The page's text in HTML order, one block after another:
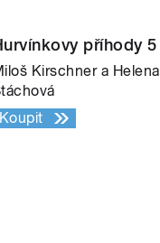
příhody 5
Kirschner a Helena
Koupit